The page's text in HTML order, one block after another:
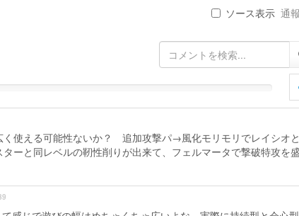
ソース表示 通
く使える可能性ないか？ 追加攻撃パ→風化モリモリでレイシオ
と同レベルの靭性削りが出来て、フェルマータで撃破特攻を